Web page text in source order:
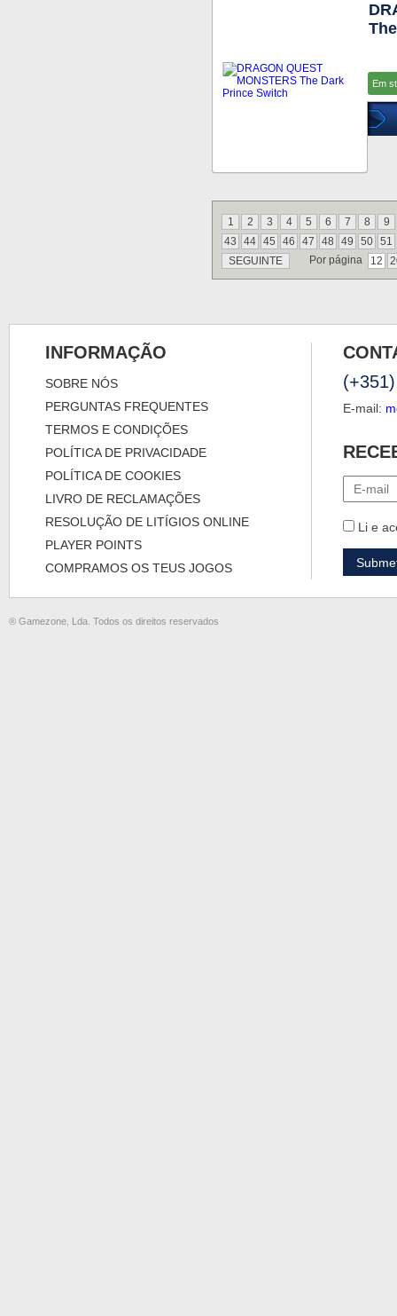
Em
1 2 3 4 5 6 7 8
9
43
44 45 46 47 48 49 50 51
SEGUINTE
Por página 12
INFORMAÇÃO
SOBRE NÓS
PERGUNTAS FREQUENTES
TERMOS E CONDIÇÕES
POLÍTICA DE PRIVACIDADE
POLÍTICA DE COOKIES
LIVRO DE RECLAMAÇÕES
RESOLUÇÃO DE LITÍGIOS ONLINE
PLAYER POINTS
COMPRAMOS OS TEUS JOGOS
E-mail:
Li e
® Gamezone, Lda. Todos os direitos reservados